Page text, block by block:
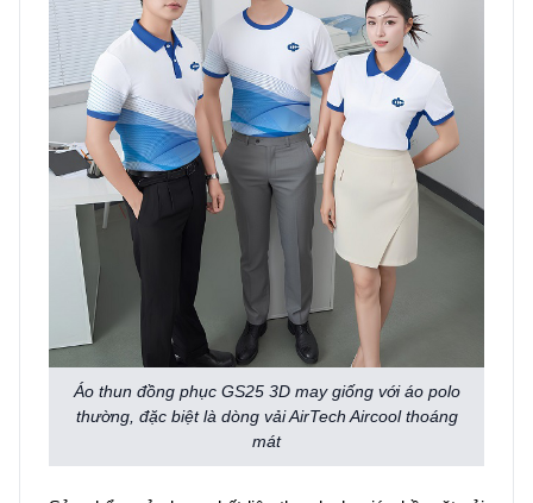
Áo thun đồng phục GS25 3D may giống với áo polo
thường, đặc biệt là dòng vải AirTech Aircool thoáng
mát